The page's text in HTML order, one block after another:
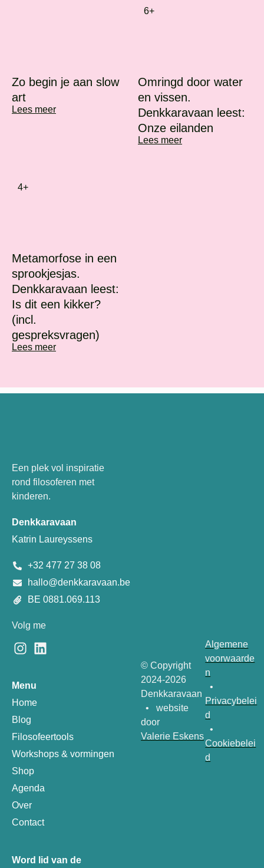
Zo begin je aan slow
art
Lees meer
6+
Omringd door water
en vissen.
Denkkaravaan leest:
Onze eilanden
Lees meer
4+
Metamorfose in een
sprookjesjas.
Denkkaravaan leest:
Is dit een kikker?
(incl.
gespreksvragen)
Lees meer
Een plek vol inspiratie
rond filosoferen met
kinderen.
Denkkaravaan
Katrin Laureyssens
+32 477 27 38 08
hallo@denkkaravaan.be
BE 0881.069.113
Volg me
Menu
Home
Blog
Filosofeertools
Workshops & vormingen
Shop
Agenda
Over
Contact
Word lid van de
© Copyright
2024-2026
Denkkaravaan
• website
door
Valerie Eskens
Algemene
voorwaarde
n
•
Privacybelei
d
•
Cookiebelei
d